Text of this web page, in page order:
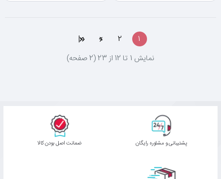
1
2
>
>|
نمايش 1 تا 12 از 23 (2 صفحه)
پشتیبانی و مشاوره رایگان ﺿﻤﺎﻧﺖ اﺻﻞ ﺑﻮدن ﮐﺎﻟﺎ